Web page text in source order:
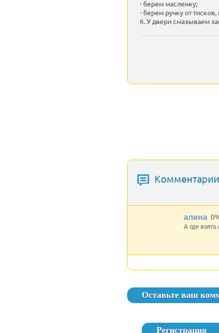
- берем масленку;
- берем ручку от
6. У двери смазываем
алина
А где
Оставьте ваш
Регистрация